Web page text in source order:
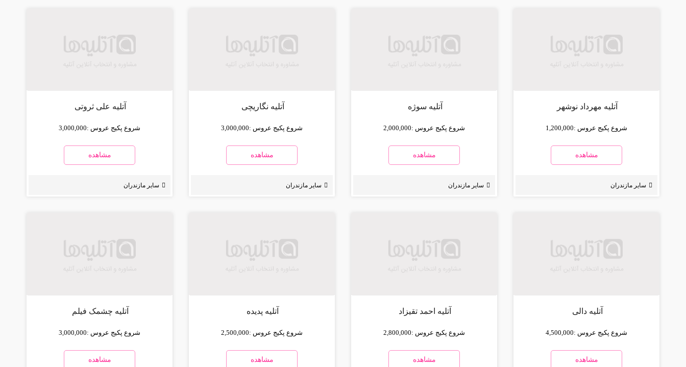
آتلیه مهرداد نوشهر
شروع پکیج عروس :1,200,000
مشاهده
سایر مازندران
آتلیه سوژه
شروع پکیج عروس :2,000,000
مشاهده
سایر مازندران
آتلیه نگاریچی
شروع پکیج عروس :3,000,000
مشاهده
سایر مازندران
آتلیه علی ثروتی
شروع پکیج عروس :3,000,000
مشاهده
سایر مازندران
آتلیه دالی
شروع پکیج عروس :4,500,000
مشاهده
آتلیه احمد تقیزاد
شروع پکیج عروس :2,800,000
مشاهده
آتلیه پدیده
شروع پکیج عروس :2,500,000
مشاهده
آتلیه چشمک فیلم
شروع پکیج عروس :3,000,000
مشاهده